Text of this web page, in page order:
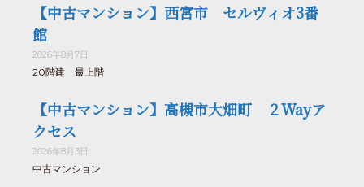
【中古マンション】西宮市 セルヴィオ3番
館
2026年8月7日
20階建 最上階
【中古マンション】高槻市大畑町 ２Wayア
クセス
2026年8月3日
中古マンション